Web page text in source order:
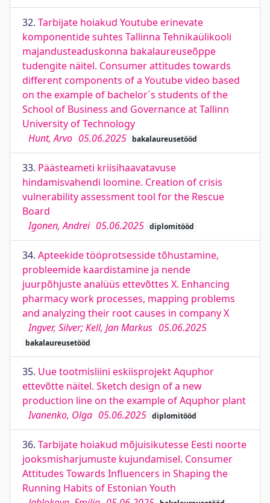
32. Tarbijate hoiakud Youtube erinevate
komponentide suhtes Tallinna Tehnikaülikooli
majandusteaduskonna bakalaureuseõppe
tudengite näitel. Consumer attitudes towards
different components of a Youtube video based
on the example of bachelor´s students of the
School of Business and Governance at Tallinn
University of Technology
Hunt, Arvo 05.06.2025 bakalaureusetööd
33. Päästeameti kriisihaavatavuse
hindamisvahendi loomine. Creation of crisis
vulnerability assessment tool for the Rescue
Board
Igonen, Andrei 05.06.2025 diplomitööd
34. Apteekide tööprotsesside tõhustamine,
probleemide kaardistamine ja nende
juurpõhjuste analüüs ettevõttes X. Enhancing
pharmacy work processes, mapping problems
and analyzing their root causes in company X
Ingver, Silver; Kell, Jan Markus 05.06.2025
bakalaureusetööd
35. Uue tootmisliini eskiisprojekt Aquphor
ettevõtte näitel. Sketch design of a new
production line on the example of Aquphor plant
Ivanenko, Olga 05.06.2025 diplomitööd
36. Tarbijate hoiakud mõjuisikutesse Eesti noorte
jooksmisharjumuste kujundamisel. Consumer
Attitudes Towards Influencers in Shaping the
Running Habits of Estonian Youth